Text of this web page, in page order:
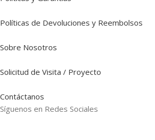
Políticas de Devoluciones y Reembolsos
Sobre Nosotros
Solicitud de Visita / Proyecto
Contáctanos
Síguenos en Redes Sociales